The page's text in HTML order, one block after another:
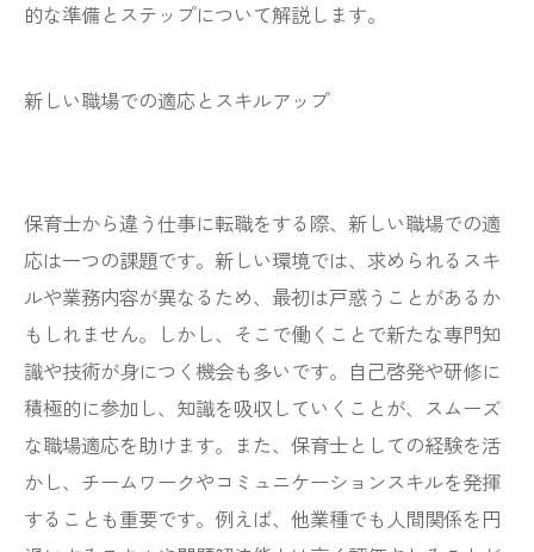
的な準備とステップについて解説します。
新しい職場での適応とスキルアップ
保育士から違う仕事に転職をする際、新しい職場での適
応は一つの課題です。新しい環境では、求められるスキ
ルや業務内容が異なるため、最初は戸惑うことがあるか
もしれません。しかし、そこで働くことで新たな専門知
識や技術が身につく機会も多いです。自己啓発や研修に
積極的に参加し、知識を吸収していくことが、スムーズ
な職場適応を助けます。また、保育士としての経験を活
かし、チームワークやコミュニケーションスキルを発揮
することも重要です。例えば、他業種でも人間関係を円